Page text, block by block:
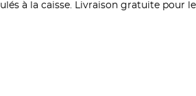
à la caisse. Livraison gratuite pour